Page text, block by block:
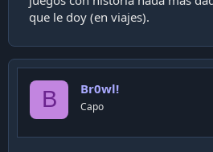
Dentro de la caja podemos
empaquetado con algunas
(originalmente la portatil viene
que le doy (en viajes).
B Br0wl!
Capo